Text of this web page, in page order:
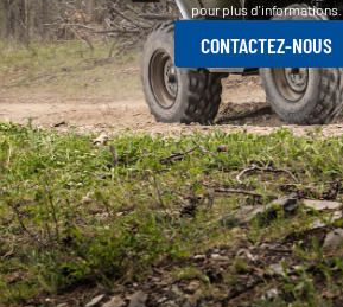
pour plus d'informations.